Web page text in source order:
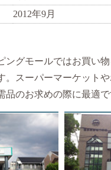
2012年9月
ングモールではお買い
。スーパーマーケット
品のお求めの際に最適で